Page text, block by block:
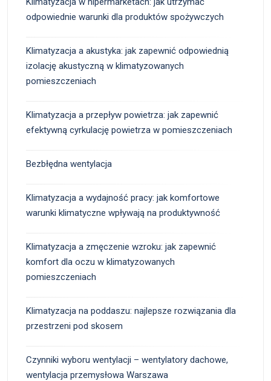
odpowiednie warunki dla produktów spożywczych
Klimatyzacja a akustyka: jak zapewnić odpowiednią
izolację akustyczną w klimatyzowanych
pomieszczeniach
Klimatyzacja a przepływ powietrza: jak zapewnić
efektywną cyrkulację powietrza w pomieszczeniach
Bezbłędna wentylacja
Klimatyzacja a wydajność pracy: jak komfortowe
warunki klimatyczne wpływają na produktywność
Klimatyzacja a zmęczenie wzroku: jak zapewnić
komfort dla oczu w klimatyzowanych
pomieszczeniach
Klimatyzacja na poddaszu: najlepsze rozwiązania dla
przestrzeni pod skosem
Czynniki wyboru wentylacji – wentylatory dachowe,
wentylacja przemysłowa Warszawa